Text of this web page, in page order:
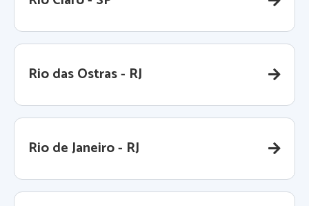
Rio das Ostras - RJ
Rio de Janeiro - RJ